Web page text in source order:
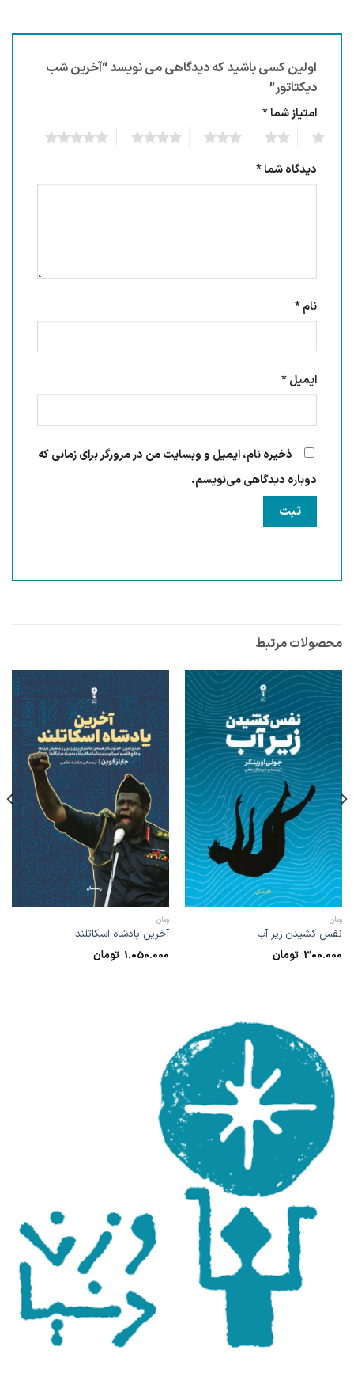
اولین کسی باشید که دیدگاهی می نویسد “آخرین شب
دیکتاتور”
امتیاز شما*
دیدگاه شما*
نام*
ایمیل*
ذخیره نام، ایمیل و وبسایت من در مرورگر برای زمانی که
دوباره دیدگاهی می‌نویسم.
محصولات مرتبط
رمان
نفس کشیدن زیر آب
300.000 تومان
رمان
آخرین پادشاه اسکاتلند
1.050.000 تومان